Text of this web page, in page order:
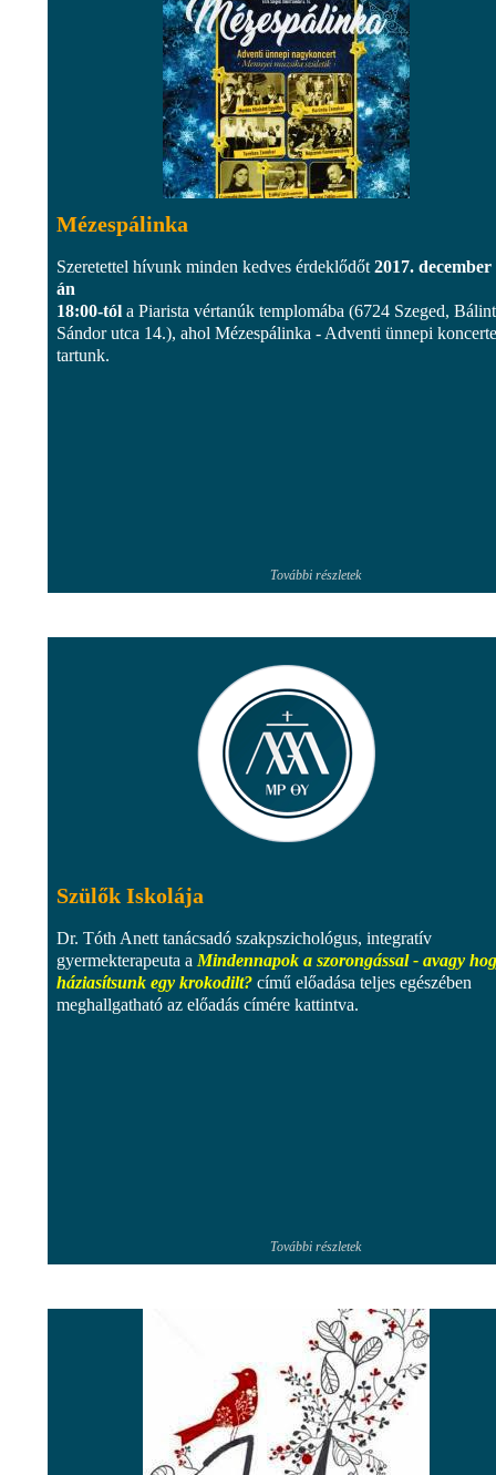
Mézespálinka
Szeretettel hívunk minden kedves érdeklődőt 2017. december
án
18:00-tól a Piarista vértanúk templomába (6724 Szeged, Bálint
Sándor utca 14.), ahol Mézespálinka - Adventi ünnepi
tartunk.
További részletek
Szülők Iskolája
Dr. Tóth Anett tanácsadó szakpszichológus, integratív
gyermekterapeuta a Mindennapok a szorongással - avagy
háziasítsunk egy krokodilt? című előadása teljes egészében
meghallgatható az előadás címére kattintva.
További részletek